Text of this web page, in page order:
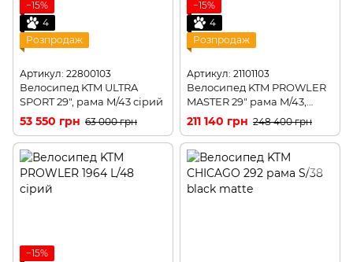
−15%
4
Розпродаж
Артикул: 22800103
Велосипед KTM ULTRA
SPORT 29", рама M/43 сірий
53 550 грн 63 000 грн
−15%
4
Розпродаж
Артикул: 21101103
Велосипед KTM PROWLER
MASTER 29" рама M/43,
синій (сіро-чорний)
211 140 грн 248 400 грн
−15%